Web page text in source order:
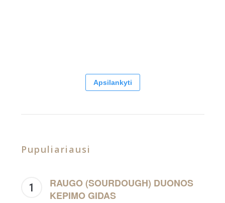
Apsilankyti
Pupuliariausi
RAUGO (SOURDOUGH) DUONOS
KEPIMO GIDAS